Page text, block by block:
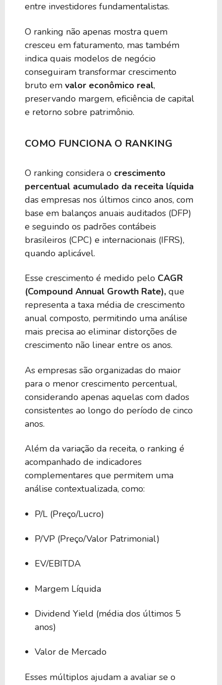
entre investidores fundamentalistas.
O ranking não apenas mostra quem
cresceu em faturamento, mas também
indica quais modelos de negócio
conseguiram transformar crescimento
bruto em valor econômico real,
preservando margem, eficiência de capital
e retorno sobre patrimônio.
COMO FUNCIONA O RANKING
O ranking considera o crescimento
percentual acumulado da receita líquida
das empresas nos últimos cinco anos, com
base em balanços anuais auditados (DFP)
e seguindo os padrões contábeis
brasileiros (CPC) e internacionais (IFRS),
quando aplicável.
Esse crescimento é medido pelo CAGR
(Compound Annual Growth Rate), que
representa a taxa média de crescimento
anual composto, permitindo uma análise
mais precisa ao eliminar distorções de
crescimento não linear entre os anos.
As empresas são organizadas do maior
para o menor crescimento percentual,
considerando apenas aquelas com dados
consistentes ao longo do período de cinco
anos.
Além da variação da receita, o ranking é
acompanhado de indicadores
complementares que permitem uma
análise contextualizada, como:
P/L (Preço/Lucro)
P/VP (Preço/Valor Patrimonial)
EV/EBITDA
Margem Líquida
Dividend Yield (média dos últimos 5
anos)
Valor de Mercado
Esses múltiplos ajudam a avaliar se o